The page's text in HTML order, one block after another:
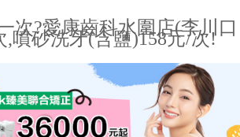
次?愛康齒科水圍店(李川口
噴砂洗牙(含鹽)158元/次!